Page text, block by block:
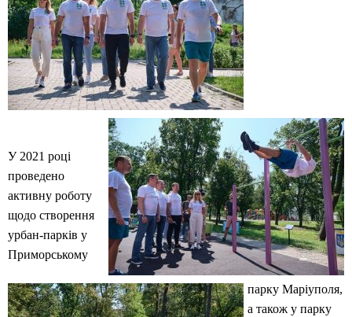
У 2021 році
проведено
активну роботу
щодо створення
урбан-парків у
Приморському
парку Маріуполя,
а також у парку